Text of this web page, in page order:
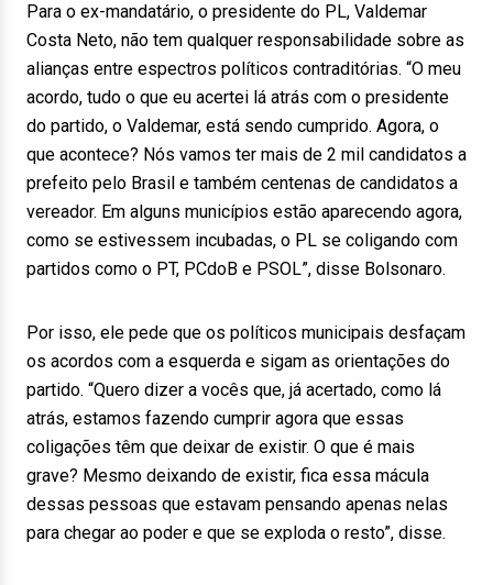
Para o ex-mandatário, o presidente do PL, Valdemar
Costa Neto, não tem qualquer responsabilidade sobre as
alianças entre espectros políticos contraditórias. “O meu
acordo, tudo o que eu acertei lá atrás com o presidente
do partido, o Valdemar, está sendo cumprido. Agora, o
que acontece? Nós vamos ter mais de 2 mil candidatos a
prefeito pelo Brasil e também centenas de candidatos a
vereador. Em alguns municípios estão aparecendo agora,
como se estivessem incubadas, o PL se coligando com
partidos como o PT, PCdoB e PSOL”, disse Bolsonaro.
Por isso, ele pede que os políticos municipais desfaçam
os acordos com a esquerda e sigam as orientações do
partido. “Quero dizer a vocês que, já acertado, como lá
atrás, estamos fazendo cumprir agora que essas
coligações têm que deixar de existir. O que é mais
grave? Mesmo deixando de existir, fica essa mácula
dessas pessoas que estavam pensando apenas nelas
para chegar ao poder e que se exploda o resto”, disse.